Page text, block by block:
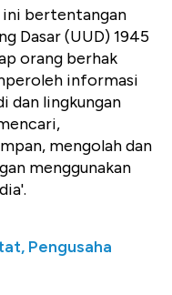
ini bertentangan
Dasar (UUD) 1945
orang berhak
informasi
dan lingkungan
mengolah dan
menggunakan
Pengusaha